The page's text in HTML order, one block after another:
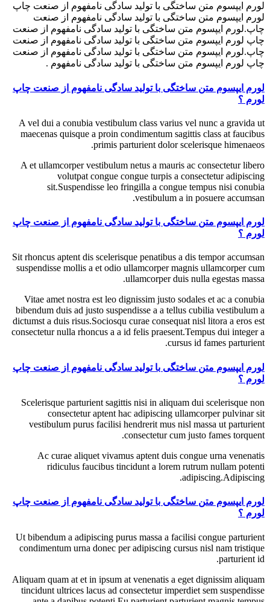
لورم ایپسوم متن ساختگی با تولید سادگی نامفهوم از صنعت چاپ
لورم ایپسوم متن ساختگی با تولید سادگی نامفهوم از صنعت
چاپ.لورم ایپسوم متن ساختگی با تولید سادگی نامفهوم از صنعت
چاپ لورم ایپسوم متن ساختگی با تولید سادگی نامفهوم از صنعت
چاپ.لورم ایپسوم متن ساختگی با تولید سادگی نامفهوم از صنعت
چاپ لورم ایپسوم متن ساختگی با تولید سادگی نامفهوم .
لورم ایپسوم متن ساختگی با تولید سادگی نامفهوم از صنعت چاپ
لورم ؟
A vel dui a conubia vestibulum class varius vel nunc a gravida ut
maecenas quisque a proin condimentum sagittis class at faucibus
primis parturient dolor scelerisque himenaeos.
A et ullamcorper vestibulum netus a mauris ac consectetur libero
volutpat congue congue turpis a consectetur adipiscing
sit.Suspendisse leo fringilla a congue tempus nisi conubia
vestibulum a in posuere accumsan.
لورم ایپسوم متن ساختگی با تولید سادگی نامفهوم از صنعت چاپ
لورم ؟
Sit rhoncus aptent dis scelerisque penatibus a dis tempor accumsan
suspendisse mollis a et odio ullamcorper magnis ullamcorper cum
ullamcorper duis nulla egestas massa.
Vitae amet nostra est leo dignissim justo sodales et ac a conubia
bibendum duis ad justo suspendisse a a tellus cubilia vestibulum a
dictumst a duis risus.Sociosqu curae consequat nisl litora a eros est
consectetur nulla rhoncus a a id felis praesent.Tempus dui integer a
cursus id fames parturient.
لورم ایپسوم متن ساختگی با تولید سادگی نامفهوم از صنعت چاپ
لورم ؟
Scelerisque parturient sagittis nisi in aliquam dui scelerisque non
consectetur aptent hac adipiscing ullamcorper pulvinar sit
vestibulum purus facilisi hendrerit mus nisl massa ut parturient
consectetur cum justo fames torquent.
Ac curae aliquet vivamus aptent duis congue urna venenatis
ridiculus faucibus tincidunt a lorem rutrum nullam potenti
adipiscing.Adipiscing.
لورم ایپسوم متن ساختگی با تولید سادگی نامفهوم از صنعت چاپ
لورم ؟
Ut bibendum a adipiscing purus massa a facilisi congue parturient
condimentum urna donec per adipiscing cursus nisl nam tristique
parturient id.
Aliquam quam at et in ipsum at venenatis a eget dignissim aliquam
tincidunt ultrices lacus ad consectetur imperdiet sem suspendisse